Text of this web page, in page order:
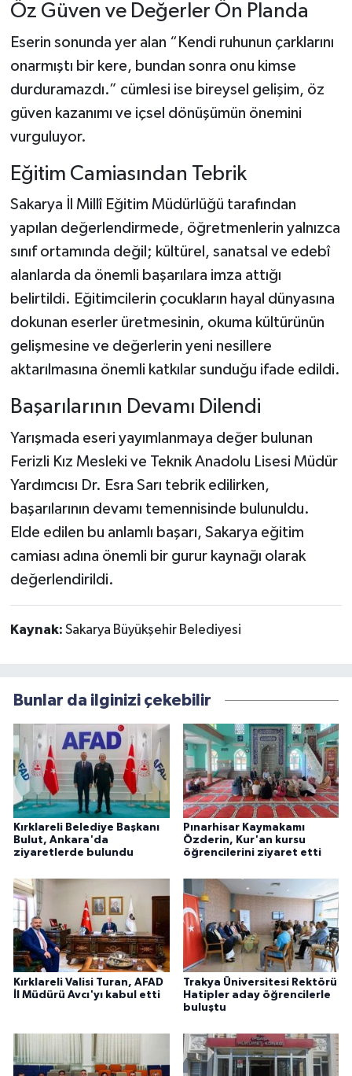
Öz Güven ve Değerler Ön Planda
Eserin sonunda yer alan “Kendi ruhunun çarklarını
onarmıştı bir kere, bundan sonra onu kimse
durduramazdı.” cümlesi ise bireysel gelişim, öz
güven kazanımı ve içsel dönüşümün önemini
vurguluyor.
Eğitim Camiasından Tebrik
Sakarya İl Millî Eğitim Müdürlüğü tarafından
yapılan değerlendirmede, öğretmenlerin yalnızca
sınıf ortamında değil; kültürel, sanatsal ve edebî
alanlarda da önemli başarılara imza attığı
belirtildi. Eğitimcilerin çocukların hayal dünyasına
dokunan eserler üretmesinin, okuma kültürünün
gelişmesine ve değerlerin yeni nesillere
aktarılmasına önemli katkılar sunduğu ifade edildi.
Başarılarının Devamı Dilendi
Yarışmada eseri yayımlanmaya değer bulunan
Ferizli Kız Mesleki ve Teknik Anadolu Lisesi Müdür
Yardımcısı Dr. Esra Sarı tebrik edilirken,
başarılarının devamı temennisinde bulunuldu.
Elde edilen bu anlamlı başarı, Sakarya eğitim
camiası adına önemli bir gurur kaynağı olarak
değerlendirildi.
Kaynak: Sakarya Büyükşehir Belediyesi
Bunlar da ilginizi çekebilir
Kırklareli Belediye Başkanı
Bulut, Ankara'da
ziyaretlerde bulundu
Pınarhisar Kaymakamı
Özderin, Kur'an kursu
öğrencilerini ziyaret etti
Kırklareli Valisi Turan, AFAD
İl Müdürü Avcı'yı kabul etti
Trakya Üniversitesi Rektörü
Hatipler aday öğrencilerle
buluştu